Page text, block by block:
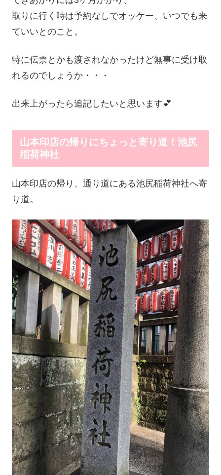
取りに行く時は予約なしでオッケー、いつでも来
ていいとのこと。
特に伝票とかも渡されなかったけど無事に受け取
れるのでしょうか・・・
出来上がったら追記したいと思います💕
山本印店の帰りにちょっと寄り道！池尻
稲荷神社
山本印店の帰り、通り道にある池尻稲荷神社へ寄
り道。